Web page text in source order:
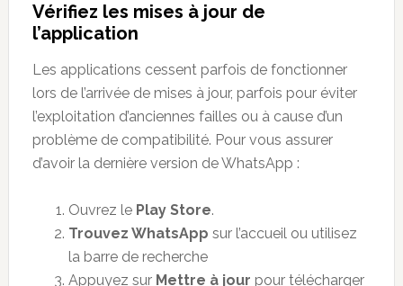
Vérifiez les mises à jour de
l’application
Les applications cessent parfois de fonctionner
lors de l’arrivée de mises à jour, parfois pour éviter
l’exploitation d’anciennes failles ou à cause d’un
problème de compatibilité. Pour vous assurer
d’avoir la dernière version de WhatsApp :
Ouvrez le Play Store.
Trouvez WhatsApp sur l’accueil ou utilisez
la barre de recherche
Appuyez sur Mettre à jour pour télécharger